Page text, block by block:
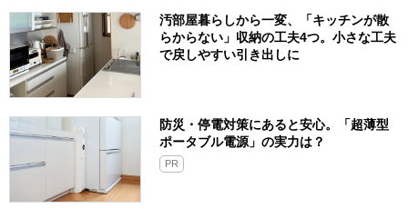
汚部屋暮らしから一変、「キッチンが散
らからない」収納の工夫4つ。小さな工夫
で戻しやすい引き出しに
防災・停電対策にあると安心。「超薄型
ポータブル電源」の実力は？​
PR